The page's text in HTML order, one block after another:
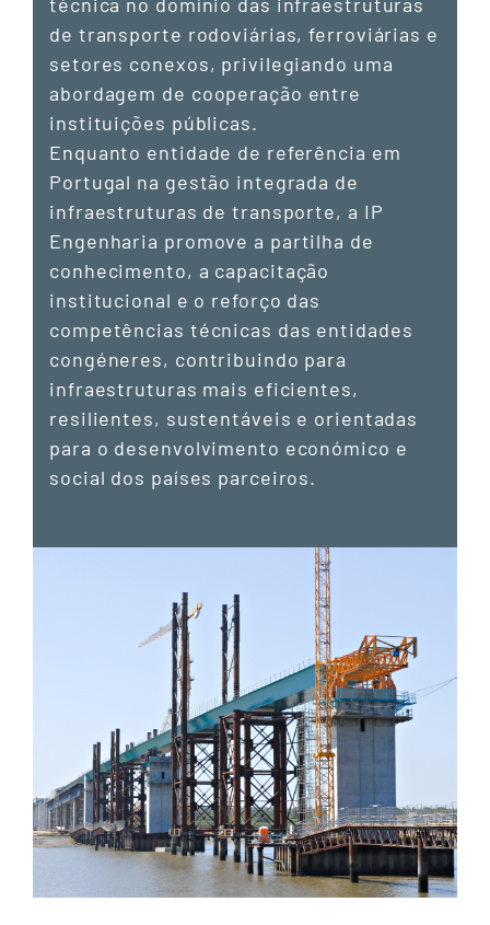
de transporte rodoviárias, ferroviárias e
setores conexos, privilegiando uma
abordagem de cooperação entre
instituições públicas.
Enquanto entidade de referência em
Portugal na gestão integrada de
infraestruturas de transporte, a IP
Engenharia promove a partilha de
conhecimento, a capacitação
institucional e o reforço das
competências técnicas das entidades
congéneres, contribuindo para
infraestruturas mais eficientes,
resilientes, sustentáveis e orientadas
para o desenvolvimento económico e
social dos países parceiros.